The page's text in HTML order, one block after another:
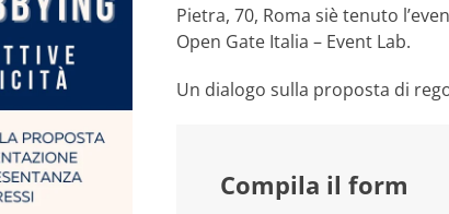
Pietra, 70, Roma siè tenuto
Open Gate Italia – Event Lab.
Un dialogo sulla proposta di
Compila il form